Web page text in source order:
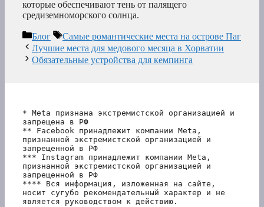
которые обеспечивают тень от палящего
средиземноморского солнца.
Рубрики
Блог Метки
Самые романтические места на острове Паг
Лучшие места для медового месяца в Хорватии
Обязательные устройства для кемпинга
* Meta признана экстремистской организацией и
запрещена в РФ
** Facebook принадлежит компании Meta,
признанной экстремистской организацией и
запрещенной в РФ
*** Instagram принадлежит компании Meta,
признанной экстремистской организацией и
запрещенной в РФ
**** Вся информация, изложенная на сайте,
носит сугубо рекомендательный характер и не
является руководством к действию.